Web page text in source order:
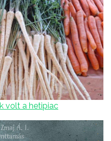
volt a hetipiac